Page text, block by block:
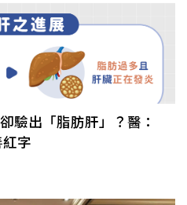
驗出「脂肪肝」？醫：
紅字